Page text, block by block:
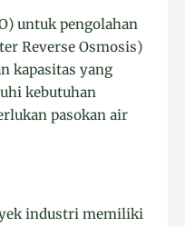
untuk pengolahan
Reverse Osmosis)
kapasitas yang
kebutuhan
pasokan air
industri memiliki